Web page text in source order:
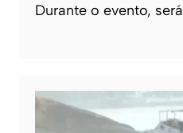
Durante o evento, será